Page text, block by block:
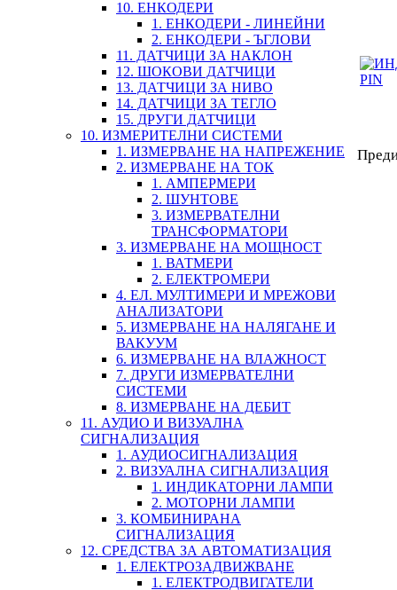
10. ЕНКОДЕРИ
1. ЕНКОДЕРИ - ЛИНЕЙНИ
2. ЕНКОДЕРИ - ЪГЛОВИ
11. ДАТЧИЦИ ЗА НАКЛОН
12. ШОКОВИ ДАТЧИЦИ
13. ДАТЧИЦИ ЗА НИВО
14. ДАТЧИЦИ ЗА ТЕГЛО
15. ДРУГИ ДАТЧИЦИ
10. ИЗМЕРИТЕЛНИ СИСТЕМИ
1. ИЗМЕРВАНЕ НА НАПРЕЖЕНИЕ
2. ИЗМЕРВАНЕ НА ТОК
1. АМПЕРМЕРИ
2. ШУНТОВЕ
3. ИЗМЕРВАТЕЛНИ
ТРАНСФОРМАТОРИ
3. ИЗМЕРВАНЕ НА МОЩНОСТ
1. ВАТМЕРИ
2. ЕЛЕКТРОМЕРИ
4. ЕЛ. МУЛТИМЕРИ И МРЕЖОВИ
АНАЛИЗАТОРИ
5. ИЗМЕРВАНЕ НА НАЛЯГАНЕ И
ВАКУУМ
6. ИЗМЕРВАНЕ НА ВЛАЖНОСТ
7. ДРУГИ ИЗМЕРВАТЕЛНИ
СИСТЕМИ
8. ИЗМЕРВАНЕ НА ДЕБИТ
11. АУДИО И ВИЗУАЛНА
СИГНАЛИЗАЦИЯ
1. АУДИОСИГНАЛИЗАЦИЯ
2. ВИЗУАЛНА СИГНАЛИЗАЦИЯ
1. ИНДИКАТОРНИ ЛАМПИ
2. МОТОРНИ ЛАМПИ
3. КОМБИНИРАНА
СИГНАЛИЗАЦИЯ
12. СРЕДСТВА ЗА АВТОМАТИЗАЦИЯ
1. ЕЛЕКТРОЗАДВИЖВАНЕ
1. ЕЛЕКТРОДВИГАТЕЛИ